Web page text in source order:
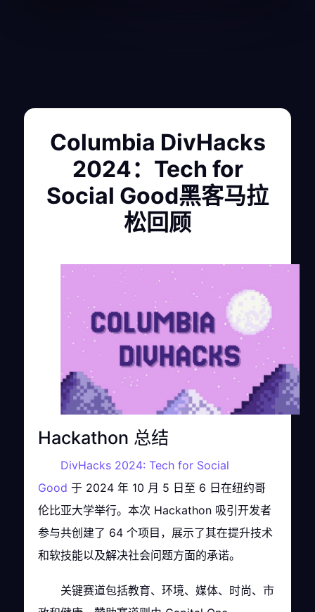
Columbia DivHacks
2024：Tech for
Social Good黑客马拉
松回顾
Hackathon 总结
DivHacks 2024: Tech for Social
Good 于 2024 年 10 月 5 日至 6 日在纽约哥
伦比亚大学举行。本次 Hackathon 吸引开发者
参与共创建了 64 个项目，展示了其在提升技术
和软技能以及解决社会问题方面的承诺。
关键赛道包括教育、环境、媒体、时尚、市